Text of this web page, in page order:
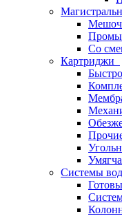
Со
Картриджи
Системы